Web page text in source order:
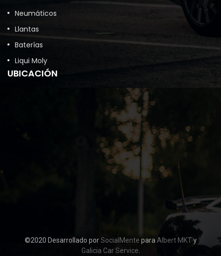
Neumáticos
Llantas
Baterías
Liqui Moly
UBICACIÓN
©2020 Desarrollado porSocialMente para Albert MKTy
Galicia Car Service